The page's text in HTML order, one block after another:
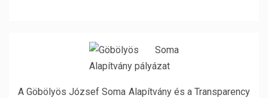
A Göbölyös József Soma Alapítvány és a Transparency